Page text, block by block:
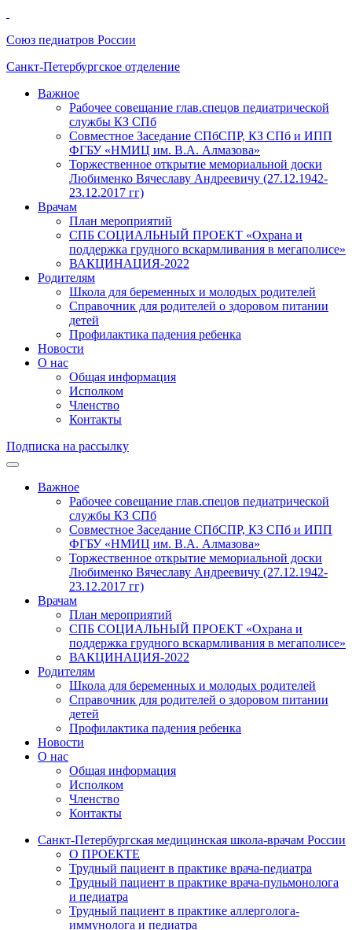
Союз педиатров России
Санкт-Петербургское отделение
Важное
Рабочее совещание глав.спецов педиатрической
службы КЗ СПб
Совместное Заседание СПбСПР, КЗ СПб и ИПП
ФГБУ «НМИЦ им. В.А. Алмазова»
Торжественное открытие мемориальной доски
Любименко Вячеславу Андреевичу (27.12.1942-
23.12.2017 гг)
Врачам
План мероприятий
СПБ СОЦИАЛЬНЫЙ ПРОЕКТ «Охрана и
поддержка грудного вскармливания в мегаполисе»
ВАКЦИНАЦИЯ-2022
Родителям
Школа для беременных и молодых родителей
Справочник для родителей о здоровом питании
детей
Профилактика падения ребенка
Новости
О нас
Общая информация
Исполком
Членство
Контакты
Подписка на рассылку
Важное
Рабочее совещание глав.спецов педиатрической
службы КЗ СПб
Совместное Заседание СПбСПР, КЗ СПб и ИПП
ФГБУ «НМИЦ им. В.А. Алмазова»
Торжественное открытие мемориальной доски
Любименко Вячеславу Андреевичу (27.12.1942-
23.12.2017 гг)
Врачам
План мероприятий
СПБ СОЦИАЛЬНЫЙ ПРОЕКТ «Охрана и
поддержка грудного вскармливания в мегаполисе»
ВАКЦИНАЦИЯ-2022
Родителям
Школа для беременных и молодых родителей
Справочник для родителей о здоровом питании
детей
Профилактика падения ребенка
Новости
О нас
Общая информация
Исполком
Членство
Контакты
Санкт-Петербургская медицинская школа-врачам России
О ПРОЕКТЕ
Трудный пациент в практике врача-педиатра
Трудный пациент в практике врача-пульмонолога
и педиатра
Трудный пациент в практике аллерголога-
иммунолога и педиатра